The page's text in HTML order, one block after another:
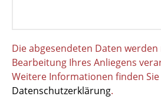
Die abgesendeten Daten
Bearbeitung Ihres Anliegens
Weitere Informationen finden
Datenschutzerklärung.